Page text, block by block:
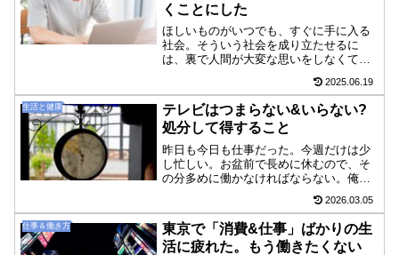
くことにした
ほしいものがいつでも、すぐに手に入る
社会。そういう社会を成り立たせるに
は、裏で人間が大変な思いをしなくては
に、日本に蔓延した労働観とお金への欲
望が追い打ちをかける。会社を経営する
人は、利益を最大限に追及する...
2025.06.19
生活と健康
テレビはつまらない&いらない?
処分して得すること
昨日も今日も仕事だった。今週だけは少
し忙しい。お盆前で長めに休むので、そ
の分多めに働かなければならない。俺に
感を感じる要因の中でも大きな部分を占
めている。時間がないと、ゆとりがなく
なって、幸福を感じる時間...
2026.03.05
仕事＆働き方
東京で「消費&仕事」ばかりの生
活に疲れた。もう働きたくない